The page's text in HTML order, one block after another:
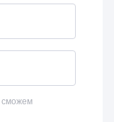
сможем